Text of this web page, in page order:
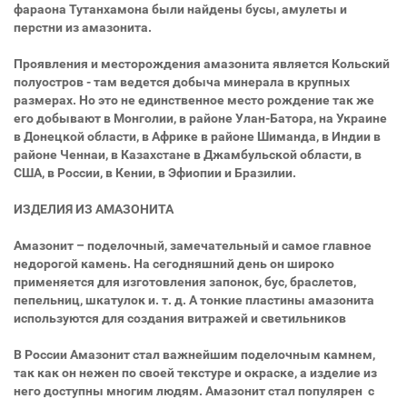
фараона Тутанхамона были найдены бусы, амулеты и
перстни из амазонита.
Проявления и месторождения амазонита является Кольский
полуостров - там ведется добыча минерала в крупных
размерах. Но это не единственное место рождение так же
его добывают в Монголии, в районе Улан-Батора, на Украине
в Донецкой области, в Африке в районе Шиманда, в Индии в
районе Ченнаи, в Казахстане в Джамбульской области, в
США, в России, в Кении, в Эфиопии и Бразилии.
ИЗДЕЛИЯ ИЗ АМАЗОНИТА
Амазонит – поделочный, замечательный и самое главное
недорогой камень. На сегодняшний день он широко
применяется для изготовления запонок, бус, браслетов,
пепельниц, шкатулок и. т. д. А тонкие пластины амазонита
используются для создания витражей и светильников
В России Амазонит стал важнейшим поделочным камнем,
так как он нежен по своей текстуре и окраске, а изделие из
него доступны многим людям. Амазонит стал популярен с